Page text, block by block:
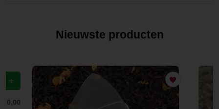
Nieuwste producten
€ 0,00